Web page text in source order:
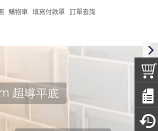
購物車 填寫付款單 訂單查詢